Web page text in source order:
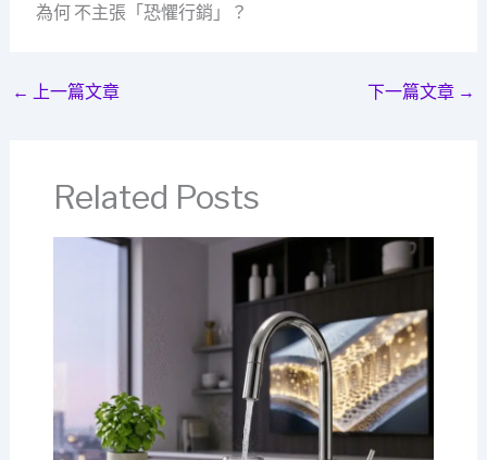
為何 不主張「恐懼行銷」？
← 上一篇文章 下一篇文章 →
Related Posts